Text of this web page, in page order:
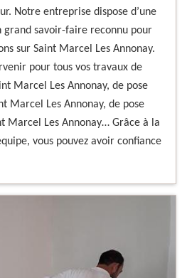
Notre entreprise dispose d’une
grand savoir-faire reconnu pour
sur Saint Marcel Les Annonay.
pour tous vos travaux de
Marcel Les Annonay, de pose
Marcel Les Annonay, de pose
Marcel Les Annonay… Grâce à la
vous pouvez avoir confiance